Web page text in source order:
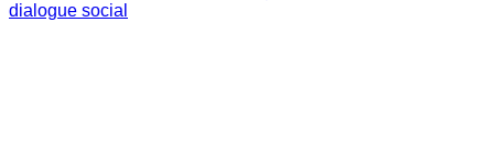
dialogue social